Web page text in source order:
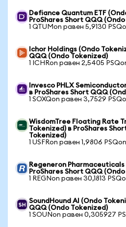
Defiance Quantum ETF
ProShares Short QQQ
1 QTUMon равен 5,9130
Ichor Holdings (Ondo
QQQ (Ondo Tokenized)
1 ICHRon равен 2,5405
Invesco PHLX
в ProShares Short QQQ
1 SOXQon равен 3,7529
WisdomTree Floating Rate
Tokenized) в ProShares
Tokenized)
1 USFRon равен 1,9806 PSQon
Regeneron
ProShares Short QQQ
1 REGNon равен 30,1813
SoundHound AI (Ondo
QQQ (Ondo Tokenized)
1 SOUNon равен 0,305927